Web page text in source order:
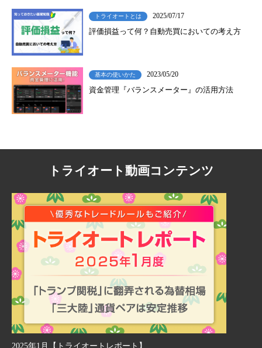
トライオートとは 2025/07/17
評価損益って何？自動売買においての考え方
基本の使いかた 2023/05/20
資金管理『バランスメーター』の活用方法
トライオート動画コンテンツ
2025年1月【トライオートレポート】